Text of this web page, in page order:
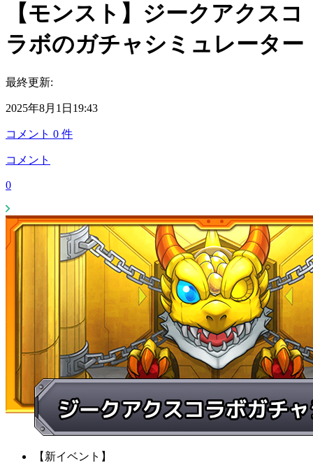
【モンスト】ジークアクスコ
ラボのガチャシミュレーター
最終更新:
2025年8月1日19:43
コメント 0 件
コメント
0
【新イベント】